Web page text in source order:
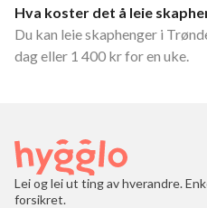
Hva koster det å leie
Du kan leie skaphenger i
dag eller 1 400 kr for en uke.
Lei og lei ut ting av hverandre.
forsikret.